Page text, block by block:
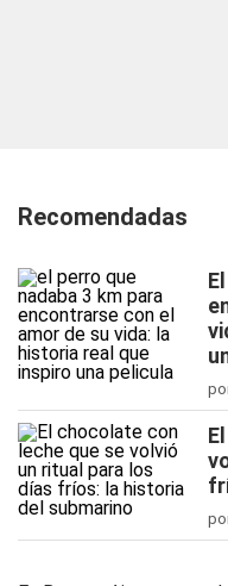
Recomendadas